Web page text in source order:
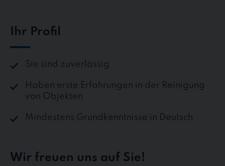
Ihr Profil
Sie sind zuverlässig
Haben erste Erfahrungen in der Reinigung
von Objekten
Mindestens Grundkenntnisse in Deutsch
Wir freuen uns auf Sie!